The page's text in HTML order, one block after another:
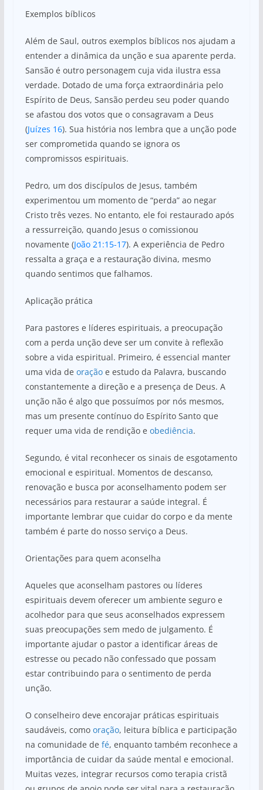
Exemplos bíblicos
Além de Saul, outros exemplos bíblicos nos ajudam a
entender a dinâmica da unção e sua aparente perda.
Sansão é outro personagem cuja vida ilustra essa
verdade. Dotado de uma força extraordinária pelo
Espírito de Deus, Sansão perdeu seu poder quando
se afastou dos votos que o consagravam a Deus
(Juízes 16). Sua história nos lembra que a unção pode
ser comprometida quando se ignora os
compromissos espirituais.
Pedro, um dos discípulos de Jesus, também
experimentou um momento de “perda” ao negar
Cristo três vezes. No entanto, ele foi restaurado após
a ressurreição, quando Jesus o comissionou
novamente (João 21:15-17). A experiência de Pedro
ressalta a graça e a restauração divina, mesmo
quando sentimos que falhamos.
Aplicação prática
Para pastores e líderes espirituais, a preocupação
com a perda unção deve ser um convite à reflexão
sobre a vida espiritual. Primeiro, é essencial manter
uma vida de oraçãoe estudo da Palavra, buscando
constantemente a direção e a presença de Deus. A
unção não é algo que possuímos por nós mesmos,
mas um presente contínuo do Espírito Santo que
requer uma vida de rendição e obediência.
Segundo, é vital reconhecer os sinais de esgotamento
emocional e espiritual. Momentos de descanso,
renovação e busca por aconselhamento podem ser
necessários para restaurar a saúde integral. É
importante lembrar que cuidar do corpo e da mente
também é parte do nosso serviço a Deus.
Orientações para quem aconselha
Aqueles que aconselham pastores ou líderes
espirituais devem oferecer um ambiente seguro e
acolhedor para que seus aconselhados expressem
suas preocupações sem medo de julgamento. É
importante ajudar o pastor a identificar áreas de
estresse ou pecado não confessado que possam
estar contribuindo para o sentimento de perda
unção.
O conselheiro deve encorajar práticas espirituais
saudáveis, como oração, leitura bíblica e participação
na comunidade de fé, enquanto também reconhece a
importância de cuidar da saúde mental e emocional.
Muitas vezes, integrar recursos como terapia cristã